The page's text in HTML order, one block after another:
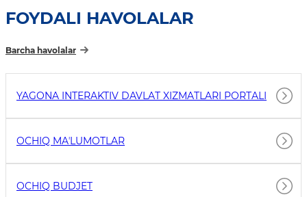
FOYDALI HAVOLALAR
Barcha havolalar
YAGONA INTERAKTIV DAVLAT XIZMATLARI PORTALI
OCHIQ MAʼLUMOTLAR
OCHIQ BUDJET